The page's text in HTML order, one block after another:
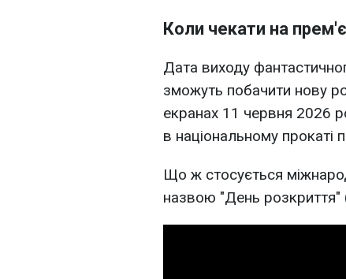
Коли чекати на
Дата виходу
зможуть побачити нову
екранах 11 червня 2026
в національному прокаті
Що ж стосується
назвою "День